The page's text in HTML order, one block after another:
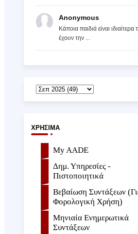
Anonymous
Κάποια παιδιά είναι ιδιαίτερα
έχουν την ...
ΧΡΉΣΙΜΑ
My AADE
Δημ. Υπηρεσίες -
Πιστοποιητικά
Βεβαίωση Συντάξεων
Φορολογική Χρήση)
Μηνιαία Ενημερωτικά
Συντάξεων